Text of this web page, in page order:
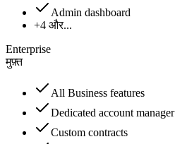
Admin dashboard
+4 और...
Enterprise
मुफ़्त
All Business features
Dedicated account manager
Custom contracts